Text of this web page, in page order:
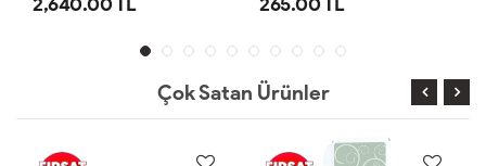
Çok Satan Ürünler